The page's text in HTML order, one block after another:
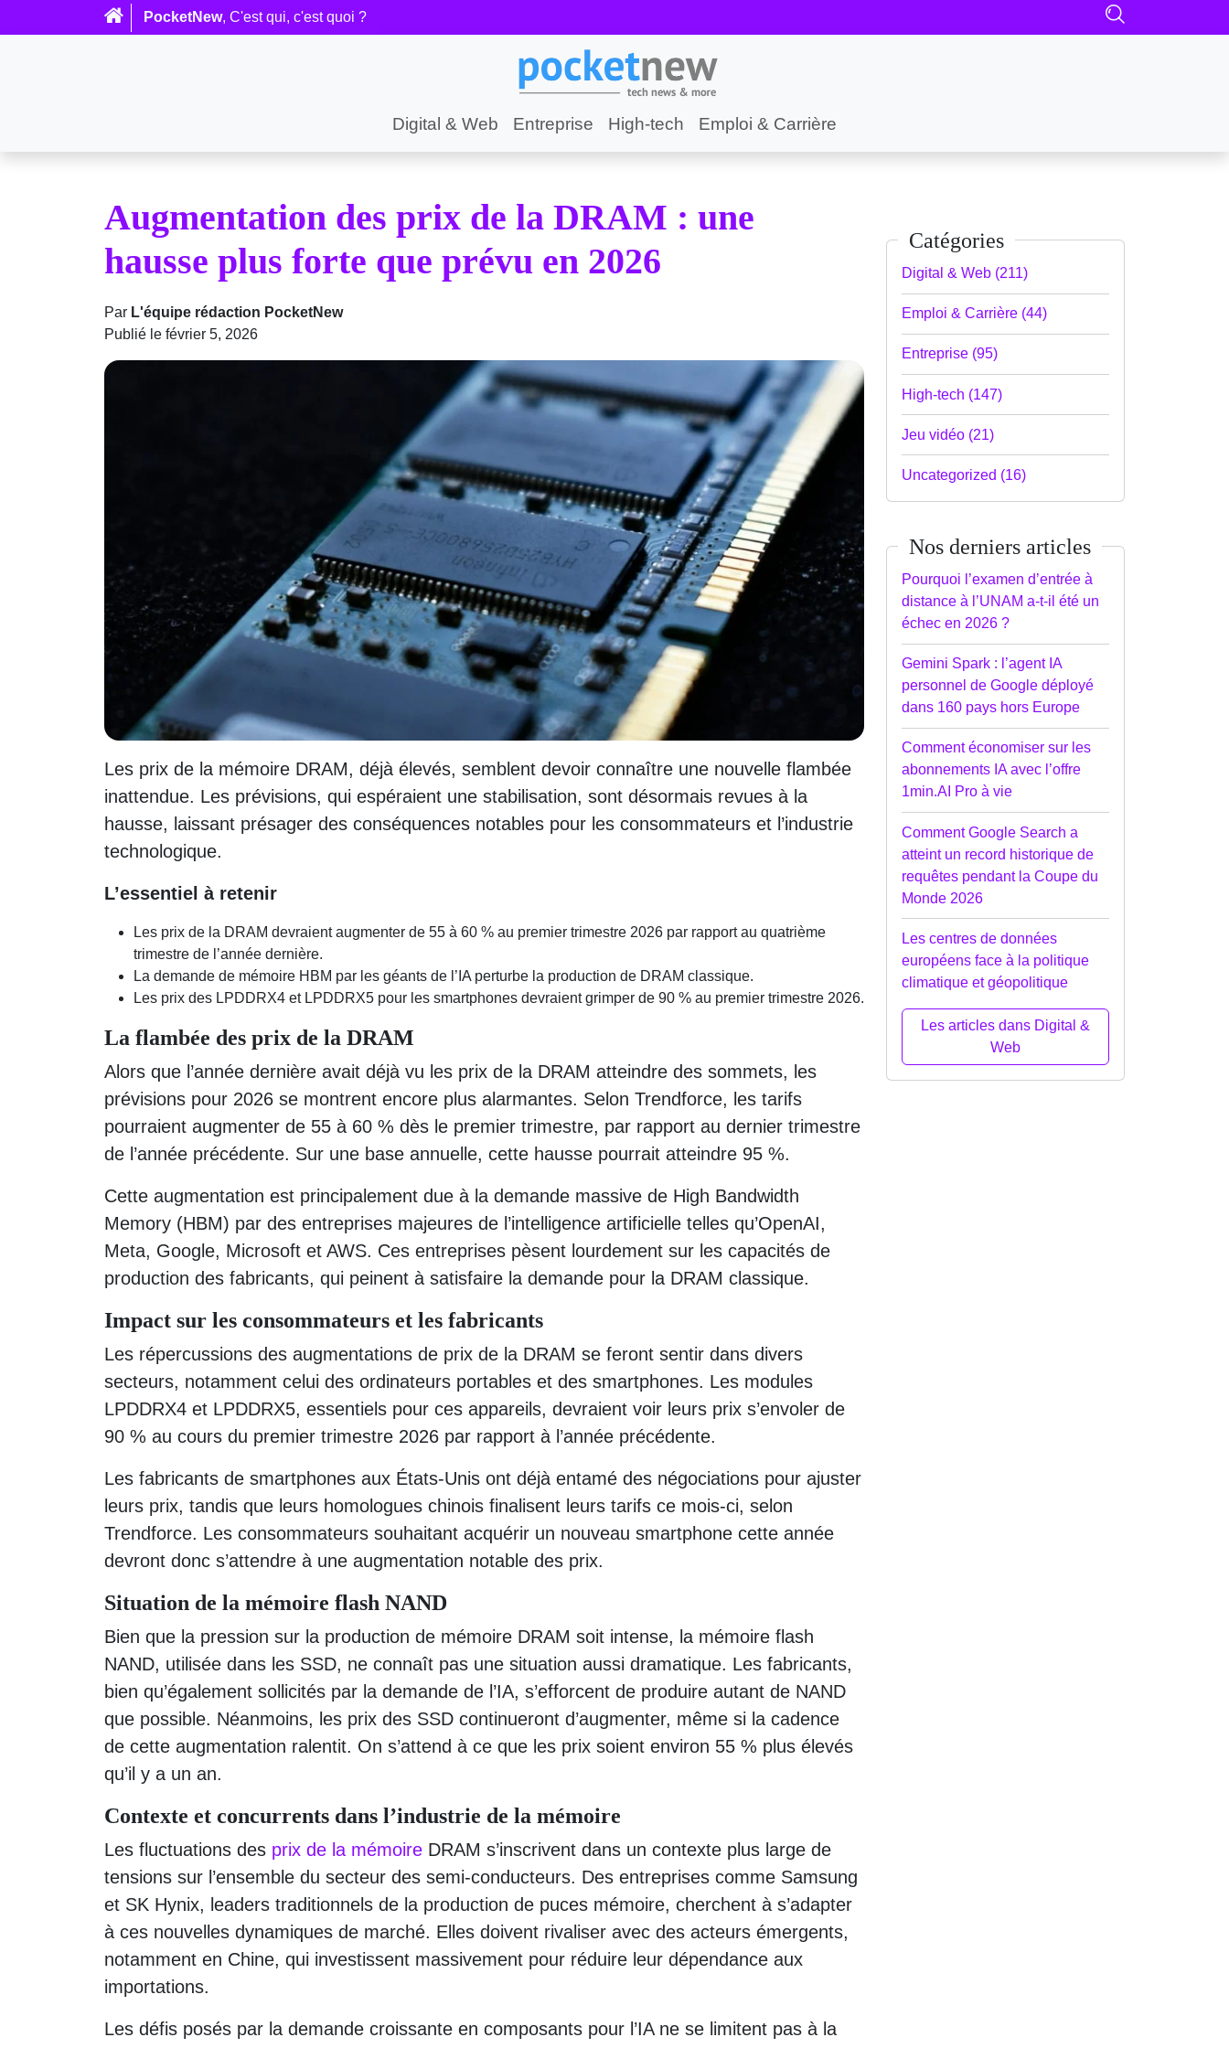
PocketNew, C'est qui, c'est quoi ?
Digital & Web Entreprise High-tech Emploi & Carrière
Augmentation des prix de la DRAM : une
hausse plus forte que prévu en 2026
Par L'équipe rédaction PocketNew
Publié le février 5, 2026
Les prix de la mémoire DRAM, déjà élevés, semblent devoir connaître une nouvelle flambée
inattendue. Les prévisions, qui espéraient une stabilisation, sont désormais revues à la
hausse, laissant présager des conséquences notables pour les consommateurs et l’industrie
technologique.
L’essentiel à retenir
Les prix de la DRAM devraient augmenter de 55 à 60 % au premier trimestre 2026 par rapport au quatrième
trimestre de l’année dernière.
La demande de mémoire HBM par les géants de l’IA perturbe la production de DRAM classique.
Les prix des LPDDRX4 et LPDDRX5 pour les smartphones devraient grimper de 90 % au premier trimestre 2026.
La flambée des prix de la DRAM
Alors que l’année dernière avait déjà vu les prix de la DRAM atteindre des sommets, les
prévisions pour 2026 se montrent encore plus alarmantes. Selon Trendforce, les tarifs
pourraient augmenter de 55 à 60 % dès le premier trimestre, par rapport au dernier trimestre
de l’année précédente. Sur une base annuelle, cette hausse pourrait atteindre 95 %.
Cette augmentation est principalement due à la demande massive de High Bandwidth
Memory (HBM) par des entreprises majeures de l’intelligence artificielle telles qu’OpenAI,
Meta, Google, Microsoft et AWS. Ces entreprises pèsent lourdement sur les capacités de
production des fabricants, qui peinent à satisfaire la demande pour la DRAM classique.
Impact sur les consommateurs et les fabricants
Les répercussions des augmentations de prix de la DRAM se feront sentir dans divers
secteurs, notamment celui des ordinateurs portables et des smartphones. Les modules
LPDDRX4 et LPDDRX5, essentiels pour ces appareils, devraient voir leurs prix s’envoler de
90 % au cours du premier trimestre 2026 par rapport à l’année précédente.
Les fabricants de smartphones aux États-Unis ont déjà entamé des négociations pour ajuster
leurs prix, tandis que leurs homologues chinois finalisent leurs tarifs ce mois-ci, selon
Trendforce. Les consommateurs souhaitant acquérir un nouveau smartphone cette année
devront donc s’attendre à une augmentation notable des prix.
Situation de la mémoire flash NAND
Bien que la pression sur la production de mémoire DRAM soit intense, la mémoire flash
NAND, utilisée dans les SSD, ne connaît pas une situation aussi dramatique. Les fabricants,
bien qu’également sollicités par la demande de l’IA, s’efforcent de produire autant de NAND
que possible. Néanmoins, les prix des SSD continueront d’augmenter, même si la cadence
de cette augmentation ralentit. On s’attend à ce que les prix soient environ 55 % plus élevés
qu’il y a un an.
Contexte et concurrents dans l’industrie de la mémoire
Les fluctuations des prix de la mémoire DRAM s’inscrivent dans un contexte plus large de
tensions sur l’ensemble du secteur des semi-conducteurs. Des entreprises comme Samsung
et SK Hynix, leaders traditionnels de la production de puces mémoire, cherchent à s’adapter
à ces nouvelles dynamiques de marché. Elles doivent rivaliser avec des acteurs émergents,
notamment en Chine, qui investissent massivement pour réduire leur dépendance aux
importations.
Les défis posés par la demande croissante en composants pour l’IA ne se limitent pas à la
Catégories
Digital & Web (211)
Emploi & Carrière (44)
Entreprise (95)
High-tech (147)
Jeu vidéo (21)
Uncategorized (16)
Nos derniers articles
Pourquoi l’examen d’entrée à
distance à l’UNAM a-t-il été un
échec en 2026 ?
Gemini Spark : l’agent IA
personnel de Google déployé
dans 160 pays hors Europe
Comment économiser sur les
abonnements IA avec l’offre
1min.AI Pro à vie
Comment Google Search a
atteint un record historique de
requêtes pendant la Coupe du
Monde 2026
Les centres de données
européens face à la politique
climatique et géopolitique
Les articles dans Digital &
Web